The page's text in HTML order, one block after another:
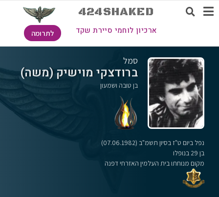
424SHAKED
ארכיון לוחמי סיירת שקד לתרומה
סמל
ברודצקי מוישיק (משה)
בן טובה ושמעון
נפל ביום ט"ז בסיון תשמ"ב (07.06.1982)
בן 29 בנופלו
מקום מנוחתו בית העלמין האזרחי דפנה